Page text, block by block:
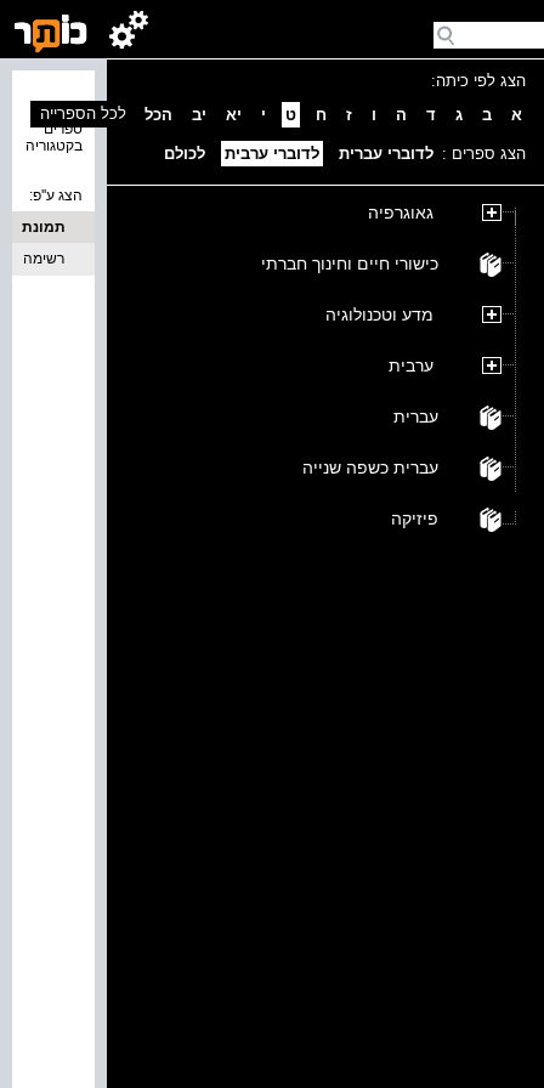
הצג לפי כיתה:
א
ב ג ד ה ו ז ח ט י יא יב הכל
הצג ספרים : לדוברי עברית לדוברי ערבית לכולם
גאוגרפיה
כישורי חיים וחינוך חברתי
מדע וטכנולוגיה
ערבית
עברית
עברית כשפה שנייה
פיזיקה
ספרים
בקטגוריה
לכל הספרייה
הצג ע''פ:
תמונת
כריכה
רשימה